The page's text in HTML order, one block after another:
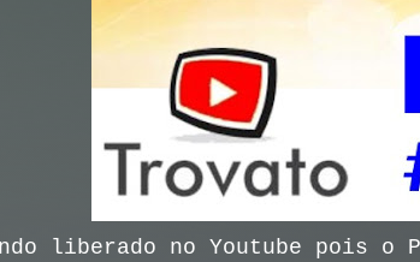
liberado no Youtube pois